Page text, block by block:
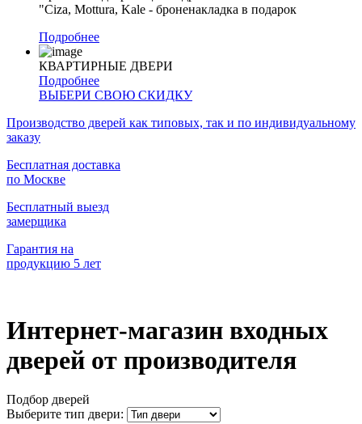
"Ciza, Mottura, Kale - броненакладка в подарок
Подробнее
КВАРТИРНЫЕ ДВЕРИ
Подробнее
ВЫБЕРИ СВОЮ СКИДКУ
Производство дверей как типовых, так и по индивидуальному
заказу
Бесплатная доставка
по Москве
Бесплатный выезд
замерщика
Гарантия на
продукцию 5 лет
Интернет-магазин входных
дверей от производителя
Подбор дверей
Выберите тип двери: